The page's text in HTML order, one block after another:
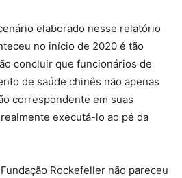
elaborado nesse relatório
no início de 2020 é tão
concluir que funcionários de
de saúde chinês não apenas
correspondente em suas
executá-lo ao pé da
Rockefeller não pareceu